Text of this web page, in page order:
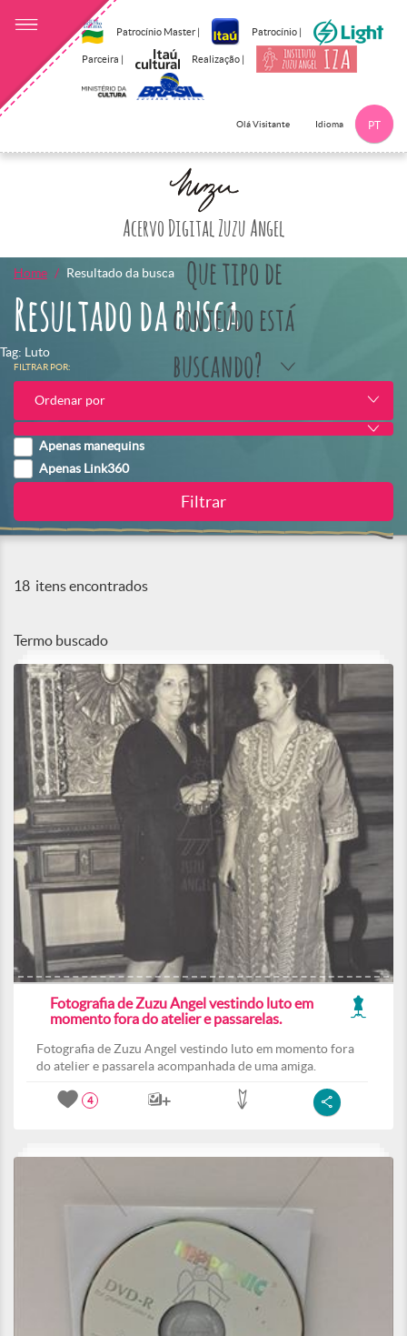
Patrocínio Master | Patrocínio |
Parceira | Realização |
Olá Visitante Idioma PT
Acervo Digital Zuzu Angel
Que tipo de
conteúdo está
buscando?
Home Resultado da busca
Resultado da busca
Tag: Luto
FILTRAR POR:
Ordenar por
Apenas manequins
Apenas Link360
18 itens encontrados
Termo buscado
Fotografia de Zuzu Angel vestindo luto em
momento fora do atelier e passarelas.
Fotografia de Zuzu Angel vestindo luto em momento fora
do atelier e passarela acompanhada de uma amiga.
4